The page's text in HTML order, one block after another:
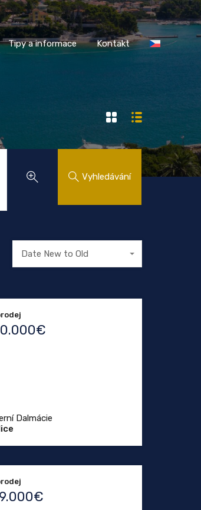
Tipy a informace Kontakt
Tipy a informace Kontakt
Vyhledávání
Date New to Old
Dalmácie